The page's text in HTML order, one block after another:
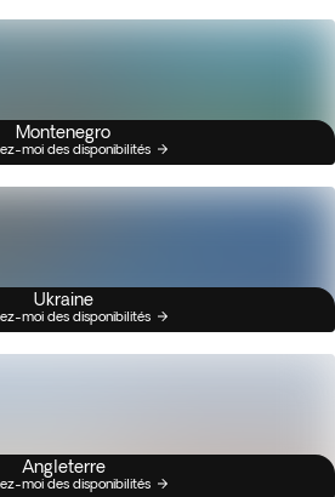
Montenegro
moi des disponibilités
Ukraine
moi des disponibilités
Angleterre
moi des disponibilités